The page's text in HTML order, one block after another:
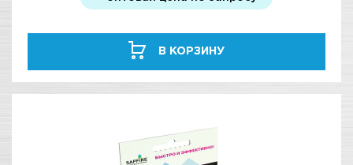
В КОРЗИНУ